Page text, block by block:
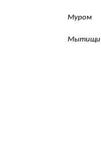
Муром
Мытищи